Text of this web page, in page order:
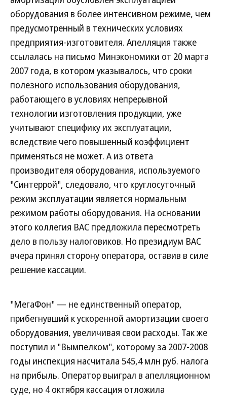
оборудования в более интенсивном режиме, чем
предусмотренный в технических условиях
предприятия-изготовителя. Апелляция также
ссылалась на письмо Минэкономики от 20 марта
2007 года, в котором указывалось, что сроки
полезного использования оборудования,
работающего в условиях непрерывной
технологии изготовления продукции, уже
учитывают специфику их эксплуатации,
вследствие чего повышенный коэффициент
применяться не может. А из ответа
производителя оборудования, используемого
"Синтеррой", следовало, что круглосуточный
режим эксплуатации является нормальным
режимом работы оборудования. На основании
этого коллегия ВАС предложила пересмотреть
дело в пользу налоговиков. Но президиум ВАС
вчера принял сторону оператора, оставив в силе
решение кассации.
"МегаФон" — не единственный оператор,
прибегнувший к ускоренной амортизации своего
оборудования, увеличивая свои расходы. Так же
поступил и "Вымпелком", которому за 2007-2008
годы инспекция насчитала 545,4 млн руб. налога
на прибыль. Оператор выиграл в апелляционном
суде, но 4 октября кассация отложила